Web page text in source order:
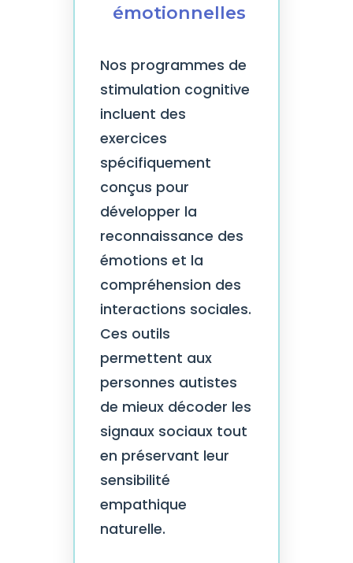
émotionnelles
Nos programmes de
stimulation cognitive
incluent des
exercices
spécifiquement
conçus pour
développer la
reconnaissance des
émotions et la
compréhension des
interactions sociales.
Ces outils
permettent aux
personnes autistes
de mieux décoder les
signaux sociaux tout
en préservant leur
sensibilité
empathique
naturelle.